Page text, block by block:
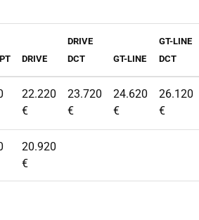
DRIVE
DRIVE
DCT
GT-LINE
GT-LINE
DCT
22.220
€
23.720
€
24.620
€
26.120
€
20.920
€